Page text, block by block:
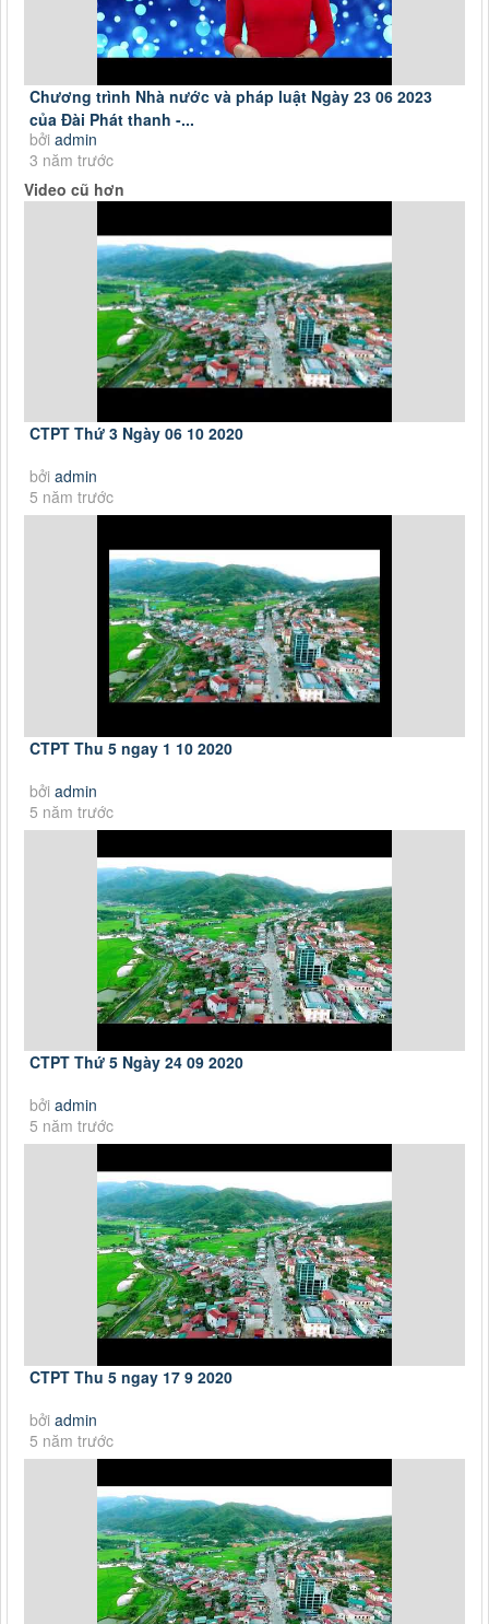
Chương trình Nhà nước và pháp luật Ngày 23 06 2023
của Đài Phát thanh -...
bởi admin
3 năm trước
Video cũ hơn
CTPT Thứ 3 Ngày 06 10 2020
bởi admin
5 năm trước
CTPT Thu 5 ngay 1 10 2020
bởi admin
5 năm trước
CTPT Thứ 5 Ngày 24 09 2020
bởi admin
5 năm trước
CTPT Thu 5 ngay 17 9 2020
bởi admin
5 năm trước